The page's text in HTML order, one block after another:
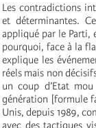
Les contradictions
et déterminantes.
appliqué par le Parti,
pourquoi, face à la
explique les
réels mais non
un coup d’Etat
génération [formule
Unis, depuis 1989,
avec des tactiques